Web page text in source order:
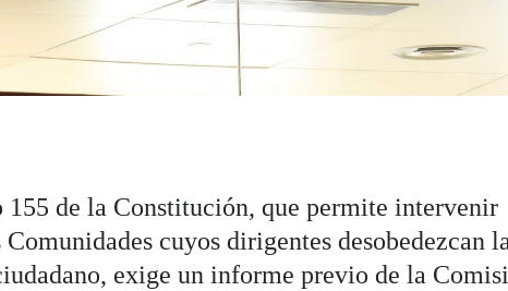
de la Constitución, que permite intervenir
cuyos dirigentes desobedezcan
exige un informe previo de la